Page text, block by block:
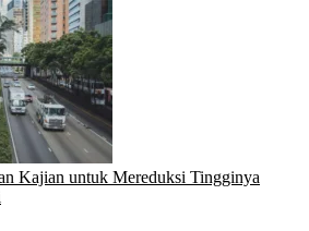
Kajian untuk Mereduksi Tingginya